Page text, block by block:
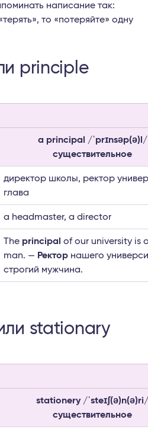
написание так:
то «потеряйте» одну
principle
a principal /ˈprɪnsəp(ə)l/
существительное
директор школы, ректор
глава
a headmaster, a director
The principal of our university is
man. — Ректор нашего
строгий мужчина.
stationary
stationery /ˈsteɪʃ(ə)n(ə)ri/
существительное